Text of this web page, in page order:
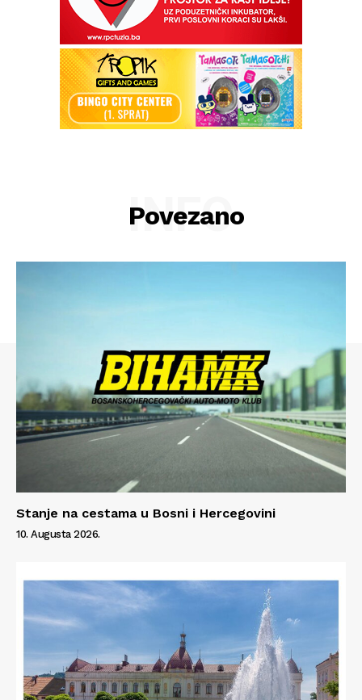
Info
O nama
Povezano
INFO
Stanje na cestama u Bosni i Hercegovini
10. Augusta 2026.